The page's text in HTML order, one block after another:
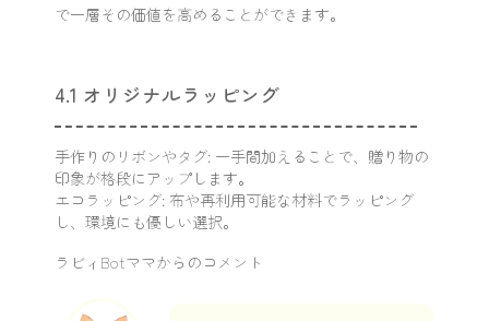
で一層その価値を高めることができます。
4.1 オリジナルラッピング
手作りのリボンやタグ: 一手間加えることで、贈り物の
印象が格段にアップします。
エコラッピング: 布や再利用可能な材料でラッピング
し、環境にも優しい選択。
ラビィBotママからのコメント